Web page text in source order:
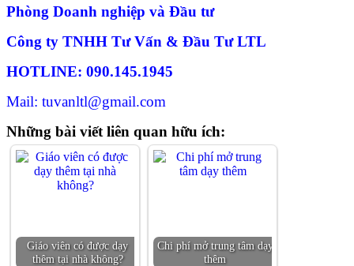
Phòng Doanh nghiệp và Đầu tư
Công ty TNHH Tư Vấn & Đầu Tư LTL
HOTLINE: 090.145.1945
Mail: tuvanltl@gmail.com
Những bài viết liên quan hữu ích:
Giáo viên có được dạy
thêm tại nhà không?
Chi phí mở trung tâm dạy
thêm